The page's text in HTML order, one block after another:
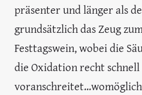
präsenter und länger als
grundsätzlich das Zeug
Festtagswein, wobei die
die Oxidation recht schnell